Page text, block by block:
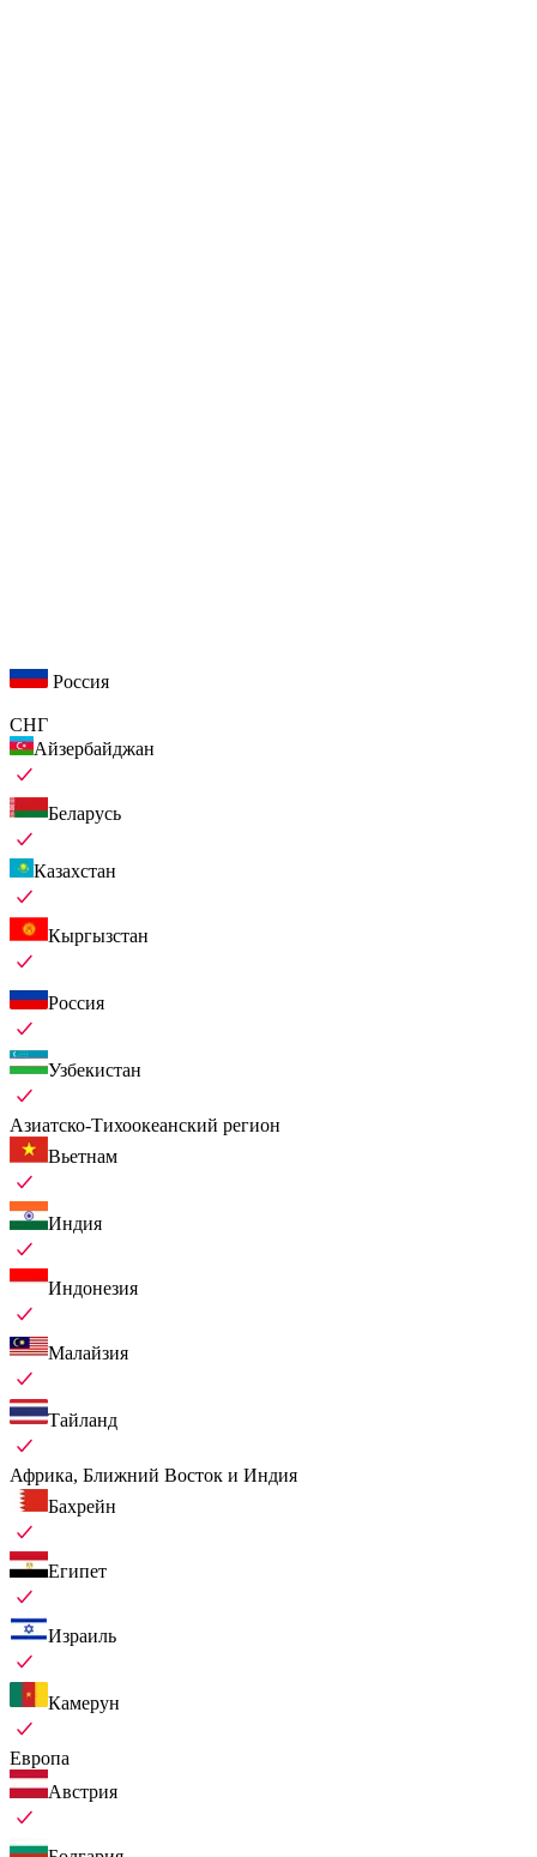
Россия
СНГ
Айзербайджан
Беларусь
Казахстан
Кыргызстан
Россия
Узбекистан
Азиатско-Тихоокеанский регион
Вьетнам
Индия
Индонезия
Малайзия
Тайланд
Африка, Ближний Восток и Индия
Бахрейн
Египет
Израиль
Камерун
Европа
Австрия